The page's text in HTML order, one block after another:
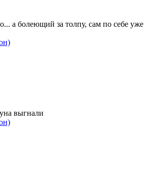
а болеющий за толпу, сам по себе уже
выгнали